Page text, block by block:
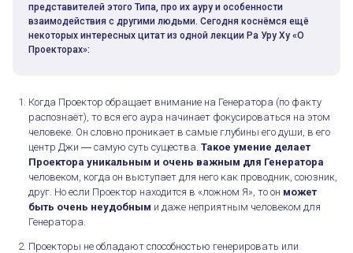
представителей этого Типа, про их ауру и особенности
взаимодействия с другими людьми. Сегодня коснёмся ещё
некоторых интересных цитат из одной лекции Ра Уру Ху «О
Проекторах»:
Когда Проектор обращает внимание на Генератора (по факту
распознаёт), то вся его аура начинает фокусироваться на этом
человеке. Он словно проникает в самые глубины его души, в его
центр Джи ― самую суть существа. Такое умение делает
Проектора уникальным и очень важным для Генератора
человеком, когда он выступает для него как проводник, союзник,
друг. Но если Проектор находится в «ложном Я», то он может
быть очень неудобным и даже неприятным человеком для
Генератора.
Проекторы не обладают способностью генерировать или